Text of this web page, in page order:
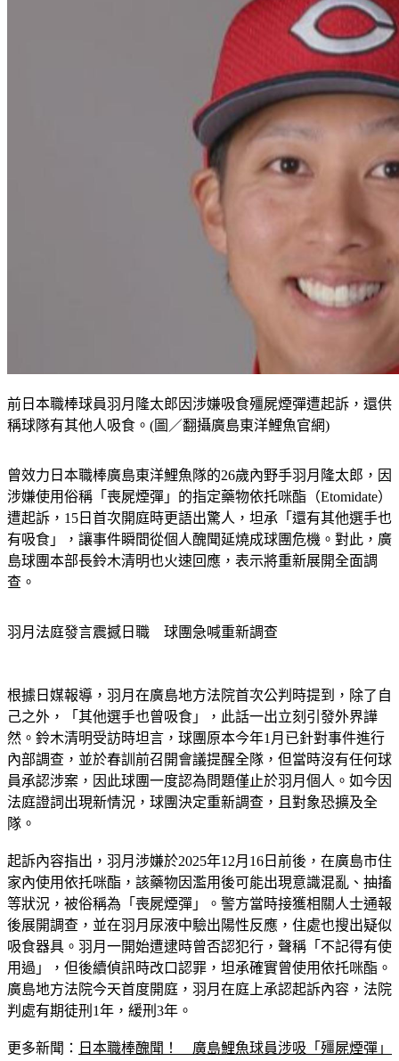
前日本職棒球員羽月隆太郎因涉嫌吸食殭屍煙彈遭起訴，還供
曾效力日本職棒廣島東洋鯉魚隊的26歲內野手羽月隆太郎，因
涉嫌使用俗稱「喪屍煙彈」的指定藥物依托咪酯（Etomidate）
遭起訴，15日首次開庭時更語出驚人，坦承「還有其他選手也
有吸食」，讓事件瞬間從個人醜聞延燒成球團危機。對此，廣
島球團本部長鈴木清明也火速回應，表示將重新展開全面調
根據日媒報導，羽月在廣島地方法院首次公判時提到，除了自
己之外，「其他選手也曾吸食」，此話一出立刻引發外界譁
然。鈴木清明受訪時坦言，球團原本今年1月已針對事件進行
內部調查，並於春訓前召開會議提醒全隊，但當時沒有任何球
員承認涉案，因此球團一度認為問題僅止於羽月個人。如今因
法庭證詞出現新情況，球團決定重新調查，且對象恐擴及全
起訴內容指出，羽月涉嫌於2025年12月16日前後，在廣島市住
家內使用依托咪酯，該藥物因濫用後可能出現意識混亂、抽搐
等狀況，被俗稱為「喪屍煙彈」。警方當時接獲相關人士通報
後展開調查，並在羽月尿液中驗出陽性反應，住處也搜出疑似
吸食器具。羽月一開始遭逮時曾否認犯行，聲稱「不記得有使
用過」，但後續偵訊時改口認罪，坦承確實曾使用依托咪酯。
廣島地方法院今天首度開庭，羽月在庭上承認起訴內容，法院